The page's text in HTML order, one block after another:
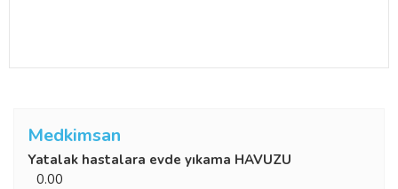
Medkimsan
Yatalak hastalara evde yıkama HAVUZU
0.00